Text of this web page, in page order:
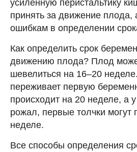
усиленную перистальтику
принять за движение плода,
ошибкам в определении
Как определить срок
движению плода? Плод
шевелиться на 16–20
переживает первую
происходит на 20 неделе, а
рожал, первые толчки могут
неделе.
Все способы определения